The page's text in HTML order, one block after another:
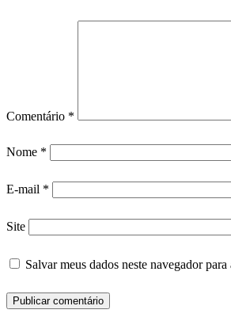
Comentário *
Nome *
E-mail *
Site
Salvar meus dados neste navegador